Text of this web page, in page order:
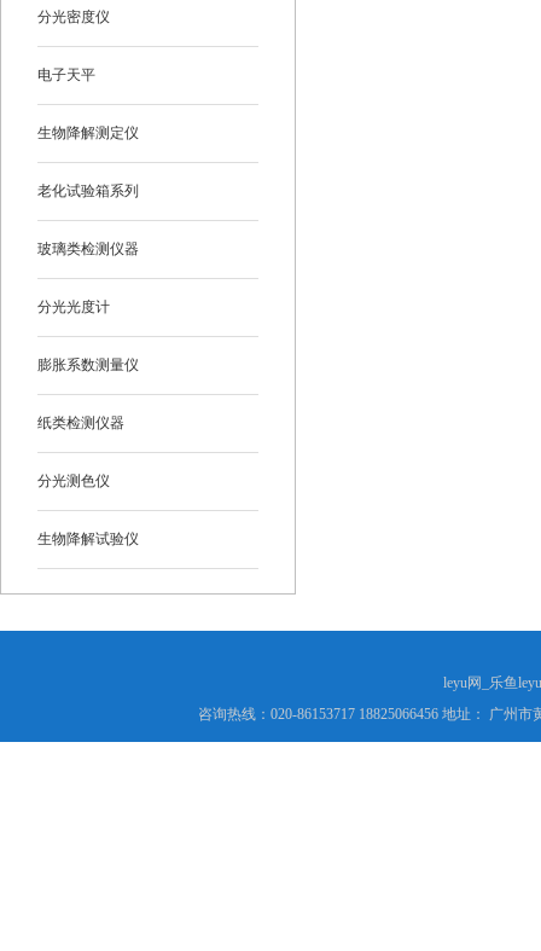
分光密度仪
电子天平
生物降解测定仪
老化试验箱系列
玻璃类检测仪器
分光光度计
膨胀系数测量仪
纸类检测仪器
分光测色仪
生物降解试验仪
leyu网_乐鱼
咨询热线：020-86153717 18825066456 地址： 广州